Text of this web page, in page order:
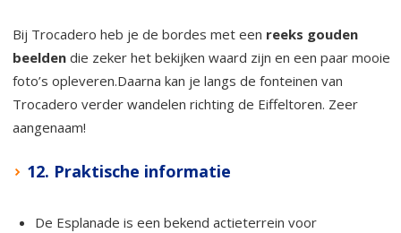
Bij Trocadero heb je de bordes met een reeks gouden
beelden die zeker het bekijken waard zijn en een paar mooie
foto’s opleveren.Daarna kan je langs de fonteinen van
Trocadero verder wandelen richting de Eiffeltoren. Zeer
aangenaam!
12. Praktische informatie
De Esplanade is een bekend actieterrein voor